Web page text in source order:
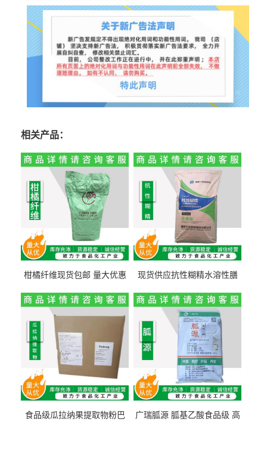
相关产品：
柑橘纤维现货包邮 量大优惠
现货供应抗性糊精水溶性膳
量1kg包邮
食品级瓜拉纳果提取物粉巴
广瑞胍源 胍基乙酸食品级 高